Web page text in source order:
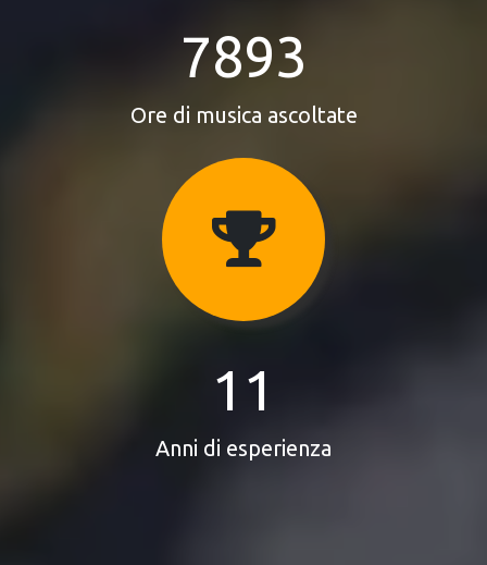
7893
Ore di musica ascoltate
11
Anni di esperienza